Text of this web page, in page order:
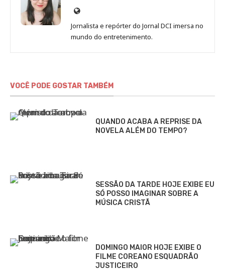
Site
de
Sara
Jornalista e repórter do Jornal DCI imersa no
mundo do entretenimento.
VOCÊ PODE GOSTAR TAMBÉM
QUANDO ACABA A REPRISE DA
NOVELA ALÉM DO TEMPO?
SESSÃO DA TARDE HOJE EXIBE EU
SÓ POSSO IMAGINAR SOBRE A
MÚSICA CRISTÃ
DOMINGO MAIOR HOJE EXIBE O
FILME COREANO ESQUADRÃO
JUSTICEIRO